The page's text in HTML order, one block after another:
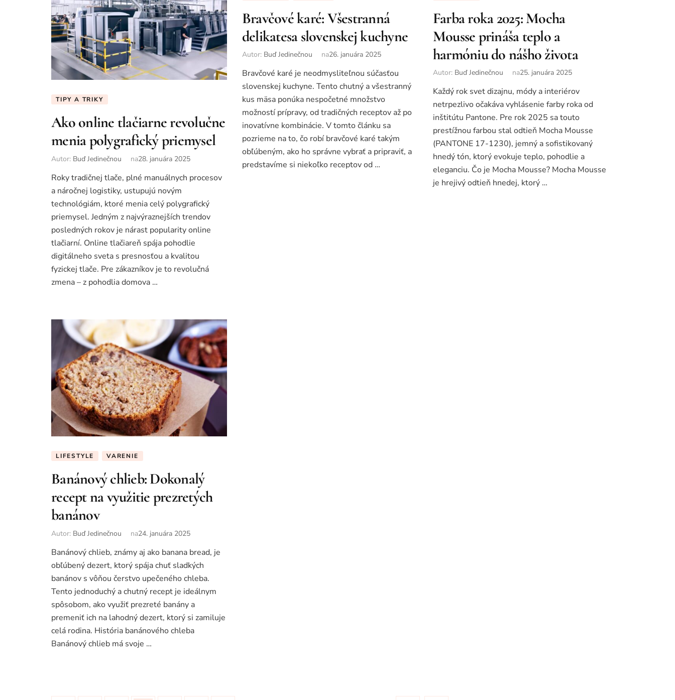
TIPY A TRIKY
Ako online tlačiarne revolučne
menia polygrafický priemysel
Autor: Buď Jedinečnou na28. januára 2025
Roky tradičnej tlače, plné manuálnych procesov
a náročnej logistiky, ustupujú novým
technológiám, ktoré menia celý polygrafický
priemysel. Jedným z najvýraznejších trendov
posledných rokov je nárast popularity online
tlačiarní. Online tlačiareň spája pohodlie
digitálneho sveta s presnosťou a kvalitou
fyzickej tlače. Pre zákazníkov je to revolučná
zmena – z pohodlia domova …
Bravčové karé: Všestranná
delikatesa slovenskej kuchyne
Autor: Buď Jedinečnou na26. januára 2025
Bravčové karé je neodmysliteľnou súčasťou
slovenskej kuchyne. Tento chutný a všestranný
kus mäsa ponúka nespočetné množstvo
možností prípravy, od tradičných receptov až po
inovatívne kombinácie. V tomto článku sa
pozrieme na to, čo robí bravčové karé takým
obľúbeným, ako ho správne vybrať a pripraviť, a
predstavíme si niekoľko receptov od …
Farba roka 2025: Mocha
Mousse prináša teplo a
harmóniu do nášho života
Autor: Buď Jedinečnou na25. januára 2025
Každý rok svet dizajnu, módy a interiérov
netrpezlivo očakáva vyhlásenie farby roka od
inštitútu Pantone. Pre rok 2025 sa touto
prestížnou farbou stal odtieň Mocha Mousse
(PANTONE 17-1230), jemný a sofistikovaný
hnedý tón, ktorý evokuje teplo, pohodlie a
eleganciu. Čo je Mocha Mousse? Mocha Mousse
je hrejivý odtieň hnedej, ktorý …
LIFESTYLE VARENIE
Banánový chlieb: Dokonalý
recept na využitie prezretých
banánov
Autor: Buď Jedinečnou na24. januára 2025
Banánový chlieb, známy aj ako banana bread, je
obľúbený dezert, ktorý spája chuť sladkých
banánov s vôňou čerstvo upečeného chleba.
Tento jednoduchý a chutný recept je ideálnym
spôsobom, ako využiť prezreté banány a
premeniť ich na lahodný dezert, ktorý si zamiluje
celá rodina. História banánového chleba
Banánový chlieb má svoje …